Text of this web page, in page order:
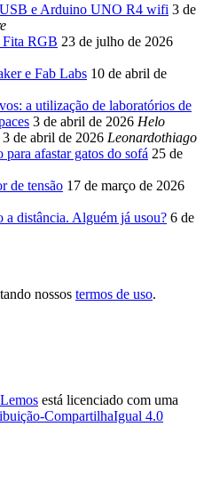
e Arduino UNO R4 wifi 3 de
Fita RGB 23 de julho de 2026
e Fab Labs 10 de abril de
a utilização de laboratórios de
3 de abril de 2026 Helo
3 de abril de 2026 Leonardothiago
afastar gatos do sofá 25 de
de tensão 17 de março de 2026
a distância. Alguém já usou? 6 de
nossos termos de uso.
está licenciado com uma
CompartilhaIgual 4.0